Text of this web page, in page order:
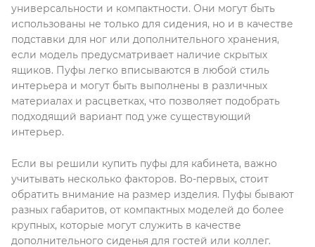
универсальности и компактности. Они могут быть
использованы не только для сидения, но и в качестве
подставки для ног или дополнительного хранения,
если модель предусматривает наличие скрытых
ящиков. Пуфы легко вписываются в любой стиль
интерьера и могут быть выполнены в различных
материалах и расцветках, что позволяет подобрать
подходящий вариант под уже существующий
интерьер.
Если вы решили купить пуфы для кабинета, важно
учитывать несколько факторов. Во-первых, стоит
обратить внимание на размер изделия. Пуфы бывают
разных габаритов, от компактных моделей до более
крупных, которые могут служить в качестве
дополнительного сиденья для гостей или коллег.